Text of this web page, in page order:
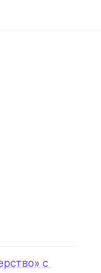
с